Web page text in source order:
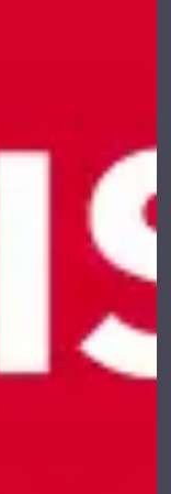
BORDER
EM LOS